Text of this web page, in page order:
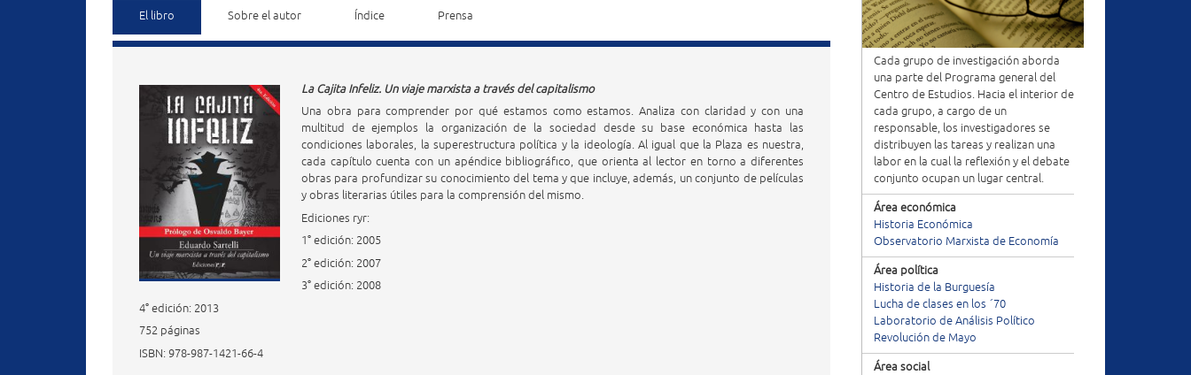
El libro Sobre el autor Índice Prensa
La Cajita Infeliz. Un viaje marxista a través del capitalismo
Una obra para comprender por qué estamos como estamos. Analiza con claridad y con una
multitud de ejemplos la organización de la sociedad desde su base económica hasta las
condiciones laborales, la superestructura política y la ideología. Al igual que la Plaza es nuestra,
cada capítulo cuenta con un apéndice bibliográfico, que orienta al lector en torno a diferentes
obras para profundizar su conocimiento del tema y que incluye, además, un conjunto de películas
y obras literarias útiles para la comprensión del mismo.
Ediciones ryr:
1° edición: 2005
2° edición: 2007
3° edición: 2008
4° edición: 2013
752 páginas
ISBN: 978-987-1421-66-4
Cada grupo de investigación aborda
una parte del Programa general del
Centro de Estudios. Hacia el interior de
cada grupo, a cargo de un
responsable, los investigadores se
distribuyen las tareas y realizan una
labor en la cual la reflexión y el debate
conjunto ocupan un lugar central.
Área económica
Historia Económica
Observatorio Marxista de Economía
Área política
Historia de la Burguesía
Lucha de clases en los ´70
Laboratorio de Análisis Político
Revolución de Mayo
Área social